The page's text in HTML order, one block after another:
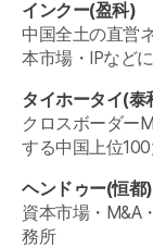
インクー(盈科)
中国全土の直営
本市場・IPなど
タイホータイ(泰
クロスボーダー
する中国上位
ヘンドゥー(恒都)
資本市場・M&A
務所